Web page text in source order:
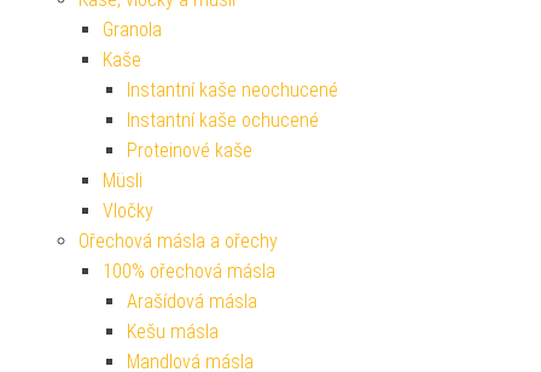
Granola
Kaše
Instantní kaše neochucené
Instantní kaše ochucené
Proteinové kaše
Müsli
Vločky
Ořechová másla a ořechy
100% ořechová másla
Arašídová másla
Kešu másla
Mandlová másla